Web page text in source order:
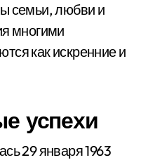
семьи, любви и
многими
как искренние и
успехи
29 января 1963